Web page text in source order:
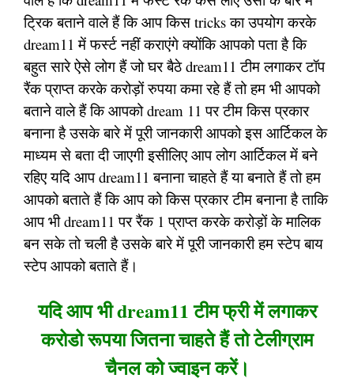
ट्रिक बताने वाले हैं कि आप किस tricks का उपयोग करके
dream11 में फर्स्ट नहीं कराएंगे क्योंकि आपको पता है कि
बहुत सारे ऐसे लोग हैं जो घर बैठे dream11 टीम लगाकर टॉप
रैंक प्राप्त करके करोड़ों रुपया कमा रहे हैं तो हम भी आपको
बताने वाले हैं कि आपको dream 11 पर टीम किस प्रकार
बनाना है उसके बारे में पूरी जानकारी आपको इस आर्टिकल के
माध्यम से बता दी जाएगी इसीलिए आप लोग आर्टिकल में बने
रहिए यदि आप dream11 बनाना चाहते हैं या बनाते हैं तो हम
आपको बताते हैं कि आप को किस प्रकार टीम बनाना है ताकि
आप भी dream11 पर रैंक 1 प्राप्त करके करोड़ों के मालिक
बन सके तो चली है उसके बारे में पूरी जानकारी हम स्टेप बाय
स्टेप आपको बताते हैं।
यदि आप भी dream11 टीम फ्री में लगाकर
करोडो रूपया जितना चाहते हैं तो टेलीग्राम
चैनल को ज्वाइन करें।